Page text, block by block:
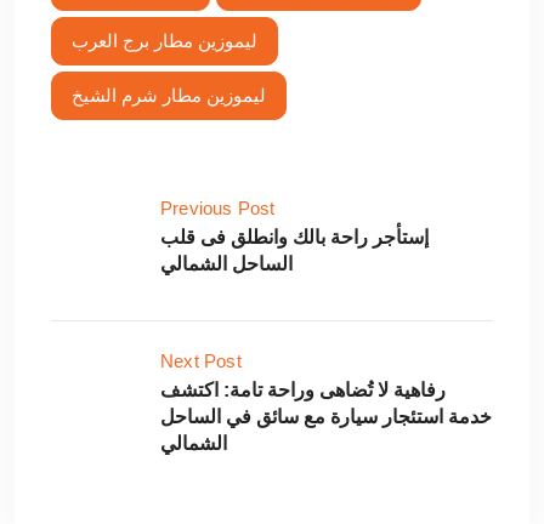
ليموزين مطار برج العرب
ليموزين مطار شرم الشيخ
Previous Post
إستأجر راحة بالك وانطلق فى قلب
الساحل الشمالي
Next Post
رفاهية لا تُضاهى وراحة تامة: اكتشف
خدمة استئجار سيارة مع سائق في الساحل
الشمالي